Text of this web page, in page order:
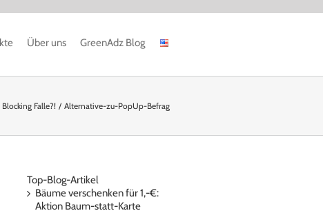
Über uns GreenAdz Blog
Falle?! Alternative-zu-PopUp-Befrag
Top-Blog-Artikel
Bäume verschenken für 1,-€:
Aktion Baum-statt-Karte